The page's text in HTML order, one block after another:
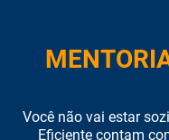
Você não vai estar
Eficiente contam